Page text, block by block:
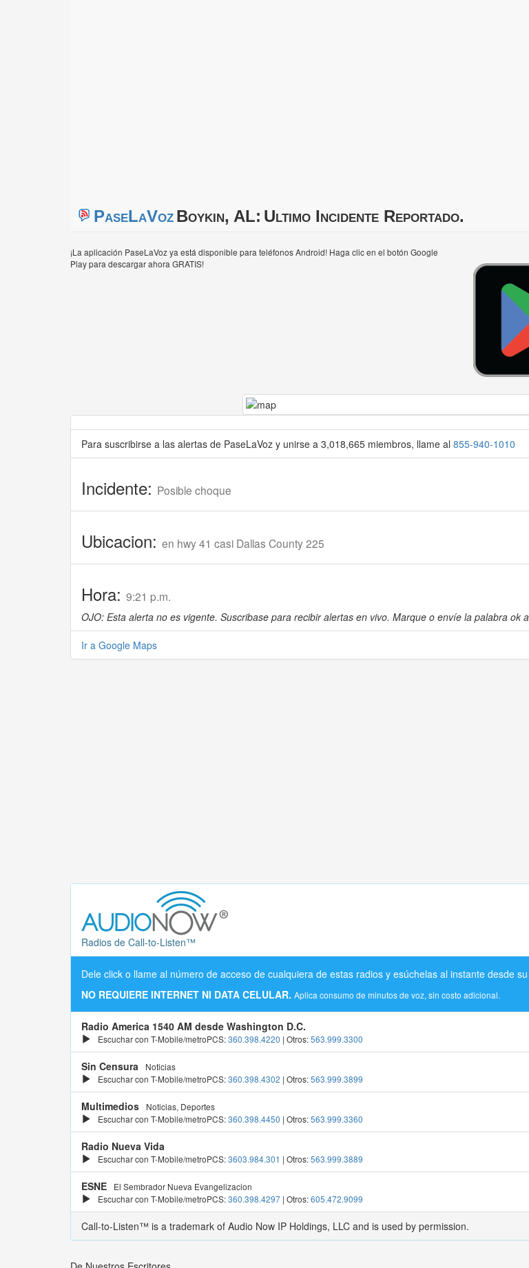
PaseLaVozBoykin, AL: Ultimo Incidente Reportado.
¡La aplicación PaseLaVoz ya está disponible para teléfonos Android! Haga clic en el botón Google
Play para descargar ahora GRATIS!
Para suscribirse a las alertas de PaseLaVoz y unirse a 3,018,665 miembros, llame al 855-940-1010
Incidente: Posible choque
Ubicacion: en hwy 41 casi Dallas County 225
Hora: 9:21 p.m.
OJO: Esta alerta no es vigente. Suscribase para recibir alertas en vivo. Marque o envíe la palabra ok
Ir a Google Maps
Radios de Call-to-Listen™
Dele click o llame al número de acceso de cualquiera de estas radios y esúchelas al instante desde
NO REQUIERE INTERNET NI DATA CELULAR. Aplica consumo de minutos de voz, sin costo adicional.
Radio America 1540 AM desde Washington D.C.
Escuchar con T-Mobile/metroPCS:360.398.4220 | Otros:563.999.3300
Sin Censura
Noticias
Escuchar con T-Mobile/metroPCS:360.398.4302 | Otros:563.999.3899
Multimedios
Noticias, Deportes
Escuchar con T-Mobile/metroPCS:360.398.4450 | Otros:563.999.3360
Radio Nueva Vida
Escuchar con T-Mobile/metroPCS:3603.984.301 | Otros:563.999.3889
ESNE
El Sembrador Nueva Evangelizacion
Escuchar con T-Mobile/metroPCS:360.398.4297 | Otros:605.472.9099
Call-to-Listen™ is a trademark of Audio Now IP Holdings, LLC and is used by permission.